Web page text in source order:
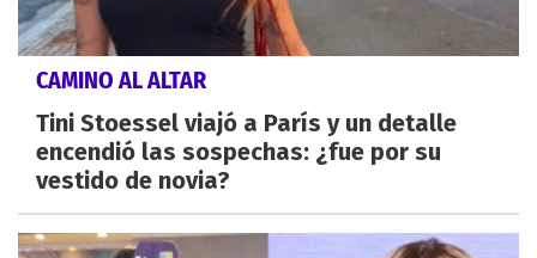
CAMINO AL ALTAR
Tini Stoessel viajó a París y un detalle
encendió las sospechas: ¿fue por su
vestido de novia?